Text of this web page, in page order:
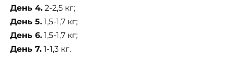
День 4. 2-2,5 кг;
День 5. 1,5-1,7 кг;
День 6. 1,5-1,7 кг;
День 7. 1-1,3 кг.